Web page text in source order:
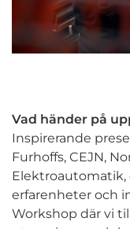
Vad händer på
Inspirerande
Furhoffs, CEJN,
Elektroautomatik,
erfarenheter och
Workshop där vi